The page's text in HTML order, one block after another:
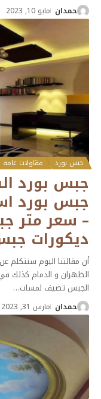
حمدان مايو 10, 2023
جبس بورد مقاولات عامة
جبس بورد
– سعر متر
ديكورات
أن مقالتنا اليوم
الظهران و الدمام كذلك
الجبس تضيف لمسات…
حمدان مارس 31, 2023